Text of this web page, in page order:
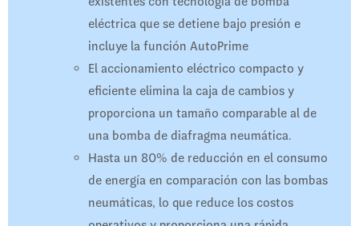
eléctrica que se detiene bajo presión e
incluye la función AutoPrime
El accionamiento eléctrico compacto y
eficiente elimina la caja de cambios y
proporciona un tamaño comparable al de
una bomba de diafragma neumática.
Hasta un 80% de reducción en el consumo
de energía en comparación con las bombas
neumáticas, lo que reduce los costos